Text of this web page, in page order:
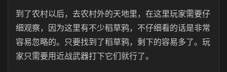
到了农村以后，去农村外的天地里，在这里玩家需要仔
细观察，因为这里有不少稻草鸦，不仔细看的话是非常
容易忽略的。只要找到了稻草鸦，剩下的容易多了。玩
家只需要用近战武器打下它们就行了。